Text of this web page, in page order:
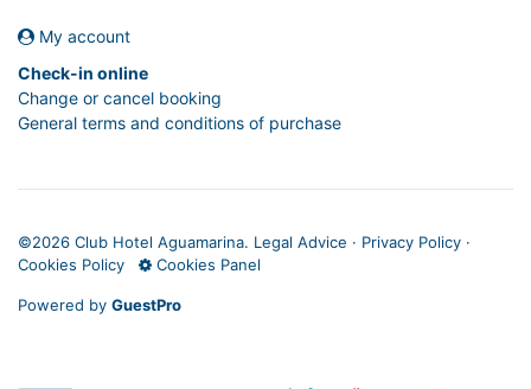
My account
Check-in online
Change or cancel booking
General terms and conditions of purchase
©2026 Club Hotel Aguamarina. Legal Advice · Privacy Policy ·
Cookies Policy
Cookies Panel
Powered by GuestPro